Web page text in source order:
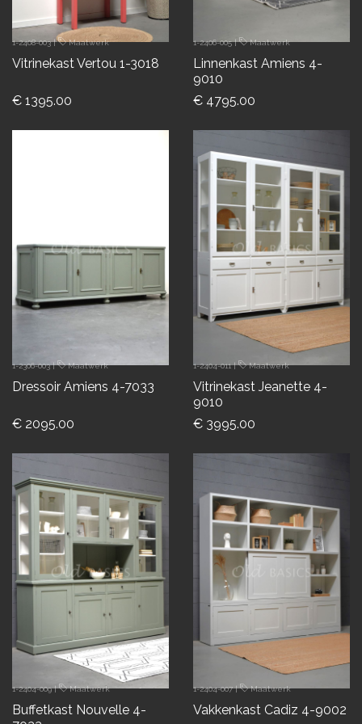
1-2408-003| Maatwerk
Vitrinekast Vertou 1-3018
€ 1395.00
1-2406-005| Maatwerk
Linnenkast Amiens 4-
9010
€ 4795.00
1-2306-003| Maatwerk
Dressoir Amiens 4-7033
€ 2095.00
1-2404-011| Maatwerk
Vitrinekast Jeanette 4-
9010
€ 3995.00
1-2404-009| Maatwerk
Buffetkast Nouvelle 4-
1-2404-007| Maatwerk
Vakkenkast Cadiz 4-9002